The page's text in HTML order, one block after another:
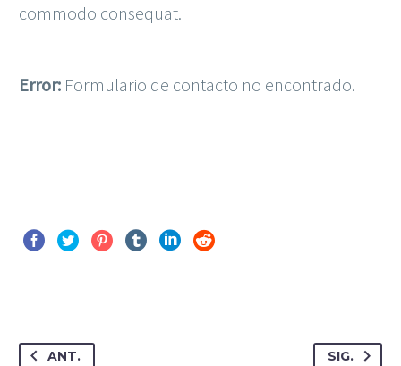
commodo consequat.
Error: Formulario de contacto no encontrado.
ANT. SIG.